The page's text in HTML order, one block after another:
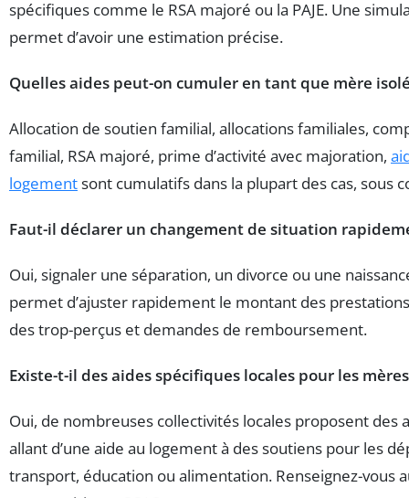
spécifiques comme le RSA majoré ou la PAJE. Une
permet d’avoir une estimation précise.
Quelles aides peut-on cumuler en tant que mère
Allocation de soutien familial, allocations familiales,
familial, RSA majoré, prime d’activité avec majoration,
logementsont cumulatifs dans la plupart des cas, sous
Faut-il déclarer un changement de situation
Oui, signaler une séparation, un divorce ou une
permet d’ajuster rapidement le montant des
des trop-perçus et demandes de remboursement.
Existe-t-il des aides spécifiques locales pour les
Oui, de nombreuses collectivités locales proposent des
allant d’une aide au logement à des soutiens pour les
transport, éducation ou alimentation. Renseignez-vous